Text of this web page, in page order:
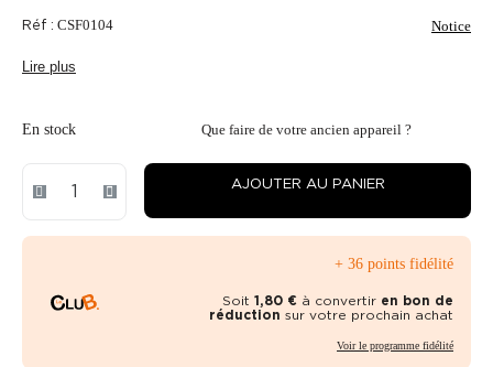
Réf : CSF0104 Notice
Lire plus
En stock Que faire de votre ancien appareil ?
AJOUTER AU PANIER
+ 36 points fidélité
Soit 1,80 € à convertir en bon de
réduction sur votre prochain achat
Voir le programme fidélité